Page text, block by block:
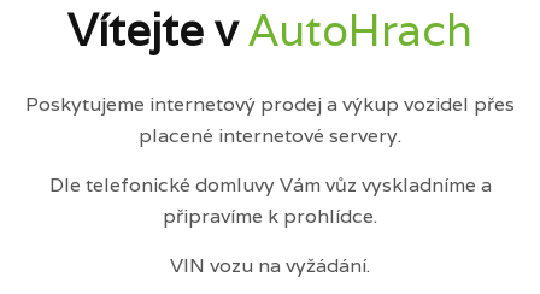
Vítejte vAutoHrach
Poskytujeme internetový prodej a výkup vozidel přes
placené internetové servery.
Dle telefonické domluvy Vám vůz vyskladníme a
připravíme k prohlídce.
VIN vozu na vyžádání.